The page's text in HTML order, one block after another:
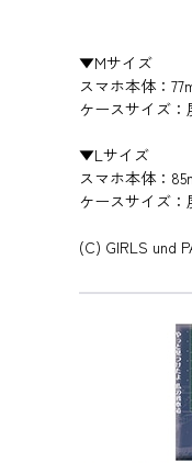
▼Mサイズ
スマホ本体：
ケースサイズ
▼Lサイズ
スマホ本体：
ケースサイズ
(C) GIRLS und